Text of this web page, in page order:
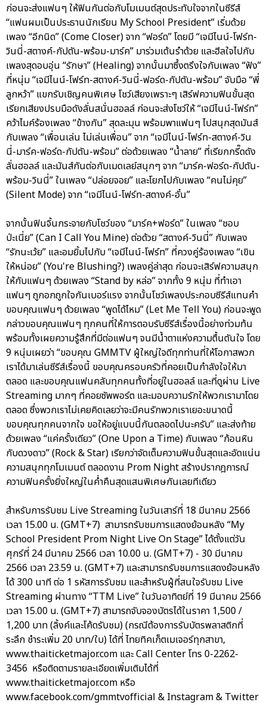
ก่อนจะส่งแฟนๆ ให้ฟินกันต่อกับโมเมนต์สุดประทับใจจากในซีรีส์
“แฟนผมเป็นประธานนักเรียน My School President” เริ่มด้วย
เพลง “อีกนิด” (Come Closer) จาก “ฟอร์ด” โดยมี “เจมีไนน์-โฟร์ท-
วินนี่-สตางค์-กัปตัน-พร้อม-มาร์ค” มาร่วมเต้นรำด้วย และฮีลใจไปกับ
เพลงสุดอบอุ่น “รักษา” (Healing) จากนั้นมาซึ้งตรึงใจกับเพลง “ฟัง”
ที่หนุ่ม “เจมีไนน์-โฟร์ท-สตางค์-วินนี่-ฟอร์ด-กัปตัน-พร้อม” จับมือ “พี่
ลูกหว้า” แขกรับเชิญคนพิเศษ โชว์เสียงเพราะๆ เสิร์ฟความฟินขั้นสุด
เรียกเสียงปรบมือดังลั่นสนั่นฮอลล์ ก่อนจะส่งโชว์ให้ “เจมีไนน์-โฟร์ท”
คว้าไมค์ร้องเพลง “ข้างกัน” สุดละมุน พร้อมพาแฟนๆ ไปสนุกสุดมันส์
กับเพลง “เพื่อนเล่น ไม่เล่นเพื่อน” จาก “เจมีไนน์-โฟร์ท-สตางค์-วิน
นี่-มาร์ค-ฟอร์ด-กัปตัน-พร้อม” ต่อด้วยเพลง “น้ำลาย” ที่เรียกกรี๊ดดัง
ลั่นฮอลล์ และมันส์กันต่อกับเมดเลย์สนุกๆ จาก “มาร์ค-ฟอร์ด-กัปตัน-
พร้อม-วินนี่” ในเพลง “ปล่อยจอย” และโยกไปกับเพลง “คนไม่คุย”
(Silent Mode) จาก “เจมีไนน์-โฟร์ท-สตางค์-อั๋น”
จากนั้นฟินจิ้นกระจายกับโชว์ของ “มาร์ค+ฟอร์ด” ในเพลง “ชอบ
ป่ะเนี่ย” (Can I Call You Mine) ต่อด้วย “สตางค์-วินนี่” กับเพลง
“รักนะเว้ย” และอมยิ้มไปกับ “เจมีไนน์-โฟร์ท” ที่ควงคู่ร้องเพลง “เขิน
ให้หน่อย” (You're Blushing?) เพลงคู่ล่าสุด ก่อนจะเสิร์ฟความสนุก
ให้กับแฟนๆ ด้วยเพลง “Stand by หล่อ” จากทั้ง 9 หนุ่ม ที่ทำเอา
แฟนๆ ถูกอกถูกใจกันเบอร์แรง จากนั้นโชว์เพลงประกอบซีรีส์แทนคำ
ขอบคุณแฟนๆ ด้วยเพลง “พูดได้ไหม” (Let Me Tell You) ก่อนจะพูด
กล่าวขอบคุณแฟนๆ ทุกคนที่ให้การตอบรับซีรีส์เรื่องนี้อย่างท่วมท้น
พร้อมทั้งเผยความรู้สึกที่มีต่อแฟนๆ จนมีน้ำตาแห่งความตื้นตันใจ โดย
9 หนุ่มเผยว่า “ขอบคุณ GMMTV ผู้ใหญ่ใจดีทุกท่านที่ให้โอกาสพวก
เราได้มาเล่นซีรีส์เรื่องนี้ ขอบคุณครอบครัวที่คอยเป็นกำลังใจให้มา
ตลอด และขอบคุณแฟนคลับทุกคนทั้งที่อยู่ในฮอลล์ และที่ดูผ่าน Live
Streaming มากๆ ที่คอยซัพพอร์ต และมอบความรักให้พวกเรามาโดย
ตลอด ซึ่งพวกเราไม่เคยคิดเลยว่าจะมีคนรักพวกเราเยอะขนาดนี้
ขอบคุณทุกคนจากใจ ขอให้อยู่แบบนี้กันตลอดไปนะครับ” และส่งท้าย
ด้วยเพลง “แค่ครั้งเดียว” (One Upon a Time) กับเพลง “ก้อนหิน
กับดวงดาว” (Rock & Star) เรียกว่าจัดเต็มความฟินขั้นสุดและอัดแน่น
ความสนุกทุกโมเมนต์ ตลอดงาน Prom Night สร้างปรากฎการณ์
ความฟินครั้งยิ่งใหญ่ในค่ำคืนสุดแสนพิเศษกันเลยทีเดียว
สำหรับการรับชม Live Streaming ในวันเสาร์ที่ 18 มีนาคม 2566
เวลา 15.00 น. (GMT+7) สามารถรับชมการแสดงย้อนหลัง “My
School President Prom Night Live On Stage” ได้ตั้งแต่วัน
ศุกร์ที่ 24 มีนาคม 2566 เวลา 10.00 น. (GMT+7) - 30 มีนาคม
2566 เวลา 23.59 น. (GMT+7) และสามารถรับชมการแสดงย้อนหลัง
ได้ 300 นาที ต่อ 1 รหัสการรับชม และสำหรับผู้ที่สนใจรับชม Live
Streaming ผ่านทาง “TTM Live” ในวันอาทิตย์ที่ 19 มีนาคม 2566
เวลา 15.00 น. (GMT+7) สามารถจับจองบัตรได้ในราคา 1,500 /
1,200 บาท (ลิ้งค์และโค้ดรับชม) (กรณีต้องการรับบัตรพลาสติกที่
ระลึก ชำระเพิ่ม 20 บาท/ใบ) ได้ที่ ไทยทิคเก็ตเมเจอร์ทุกสาขา,
www.thaiticketmajor.com และ Call Center โทร 0-2262-
3456 หรือติดตามรายละเอียดเพิ่มเติมได้ที่
www.thaiticketmajor.com หรือ
www.facebook.com/gmmtvofficial & Instagram & Twitter